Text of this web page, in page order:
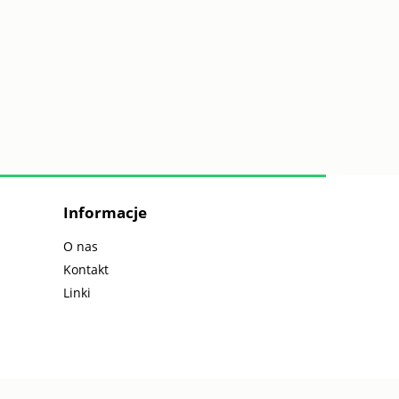
Informacje
O nas
Kontakt
Linki